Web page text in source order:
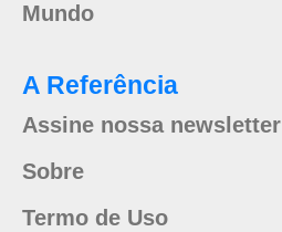
Mundo
A Referência
Assine nossa newsletter
Sobre
Termo de Uso